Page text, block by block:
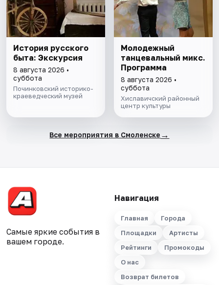
История русского
быта: Экскурсия
8 августа 2026 •
суббота
Починковский историко-
краеведческий музей
Молодежный
танцевальный микс.
Программа
8 августа 2026 •
суббота
Хиславичский районный
центр культуры
Все мероприятия в Смоленске →
Самые яркие события в
вашем городе.
Навигация
Главная
Города
Площадки
Артисты
Рейтинги
Промокоды
О нас
Возврат билетов